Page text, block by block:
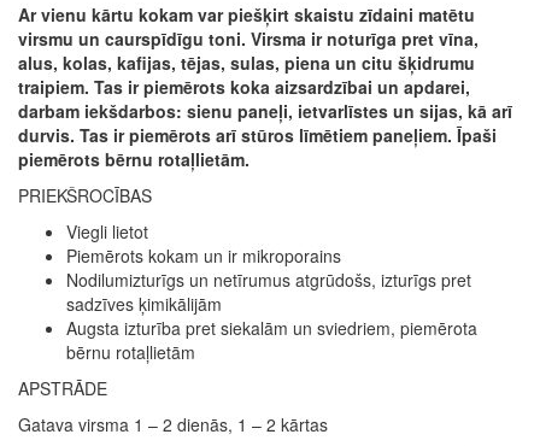
Ar vienu kārtu kokam var piešķirt skaistu zīdaini matētu
virsmu un caurspīdīgu toni. Virsma ir noturīga pret vīna,
alus, kolas, kafijas, tējas, sulas, piena un citu šķidrumu
traipiem. Tas ir piemērots koka aizsardzībai un apdarei,
darbam iekšdarbos: sienu paneļi, ietvarlīstes un sijas, kā arī
durvis. Tas ir piemērots arī stūros līmētiem paneļiem. Īpaši
piemērots bērnu rotaļlietām.
PRIEKŠROCĪBAS
Viegli lietot
Piemērots kokam un ir mikroporains
Nodilumizturīgs un netīrumus atgrūdošs, izturīgs pret
sadzīves ķimikālijām
Augsta izturība pret siekalām un sviedriem, piemērota
bērnu rotaļlietām
APSTRĀDE
Gatava virsma 1 – 2 dienās, 1 – 2 kārtas